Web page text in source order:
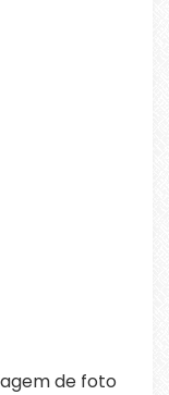
de foto